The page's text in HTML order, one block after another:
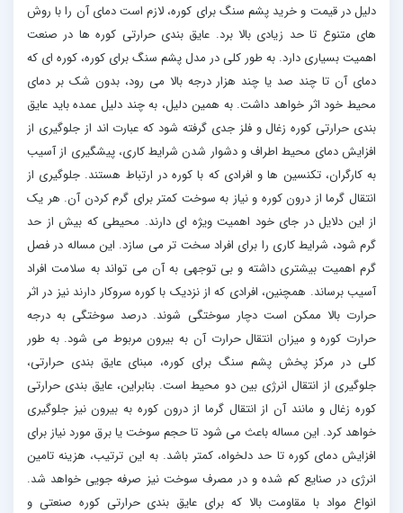
دلیل در قیمت و خرید پشم سنگ برای کوره، لازم است دمای آن را با روش
های متنوع تا حد زیادی بالا برد. عایق بندی حرارتی کوره ها در صنعت
اهمیت بسیاری دارد. به طور کلی در مدل پشم سنگ برای کوره، کوره ای که
دمای آن تا چند صد یا چند هزار درجه بالا می رود، بدون شک بر دمای
محیط خود اثر خواهد داشت. به همین دلیل، به چند دلیل عمده باید عایق
بندی حرارتی کوره زغال و فلز جدی گرفته شود که عبارت اند از جلوگیری از
افزایش دمای محیط اطراف و دشوار شدن شرایط کاری، پیشگیری از آسیب
به کارگران، تکنسین ها و افرادی که با کوره در ارتباط هستند. جلوگیری از
انتقال گرما از درون کوره و نیاز به سوخت کمتر برای گرم کردن آن. هر یک
از این دلایل در جای خود اهمیت ویژه ای دارند. محیطی که بیش از حد
گرم شود، شرایط کاری را برای افراد سخت تر می سازد. این مساله در فصل
گرم اهمیت بیشتری داشته و بی توجهی به آن می تواند به سلامت افراد
آسیب برساند. همچنین، افرادی که از نزدیک با کوره سروکار دارند نیز در اثر
حرارت بالا ممکن است دچار سوختگی شوند. درصد سوختگی به درجه
حرارت کوره و میزان انتقال حرارت آن به بیرون مربوط می شود. به طور
کلی در مرکز پخش پشم سنگ برای کوره، مبنای عایق بندی حرارتی،
جلوگیری از انتقال انرژی بین دو محیط است. بنابراین، عایق بندی حرارتی
کوره زغال و مانند آن از انتقال گرما از درون کوره به بیرون نیز جلوگیری
خواهد کرد. این مساله باعث می شود تا حجم سوخت یا برق مورد نیاز برای
افزایش دمای کوره تا حد دلخواه، کمتر باشد. به این ترتیب، هزینه تامین
انرژی در صنایع کم شده و در مصرف سوخت نیز صرفه جویی خواهد شد.
انواع مواد با مقاومت بالا که برای عایق بندی حرارتی کوره صنعتی و